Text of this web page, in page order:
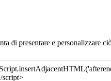
di presentare e personalizzare